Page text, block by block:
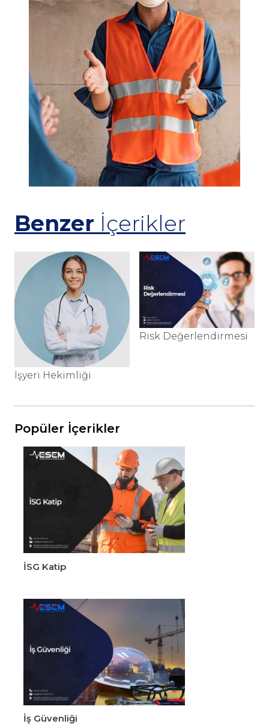
Benzer İçerikler
İşyeri Hekimliği
Risk Değerlendirmesi
Popüler İçerikler
İSG Katip
İş Güvenliği